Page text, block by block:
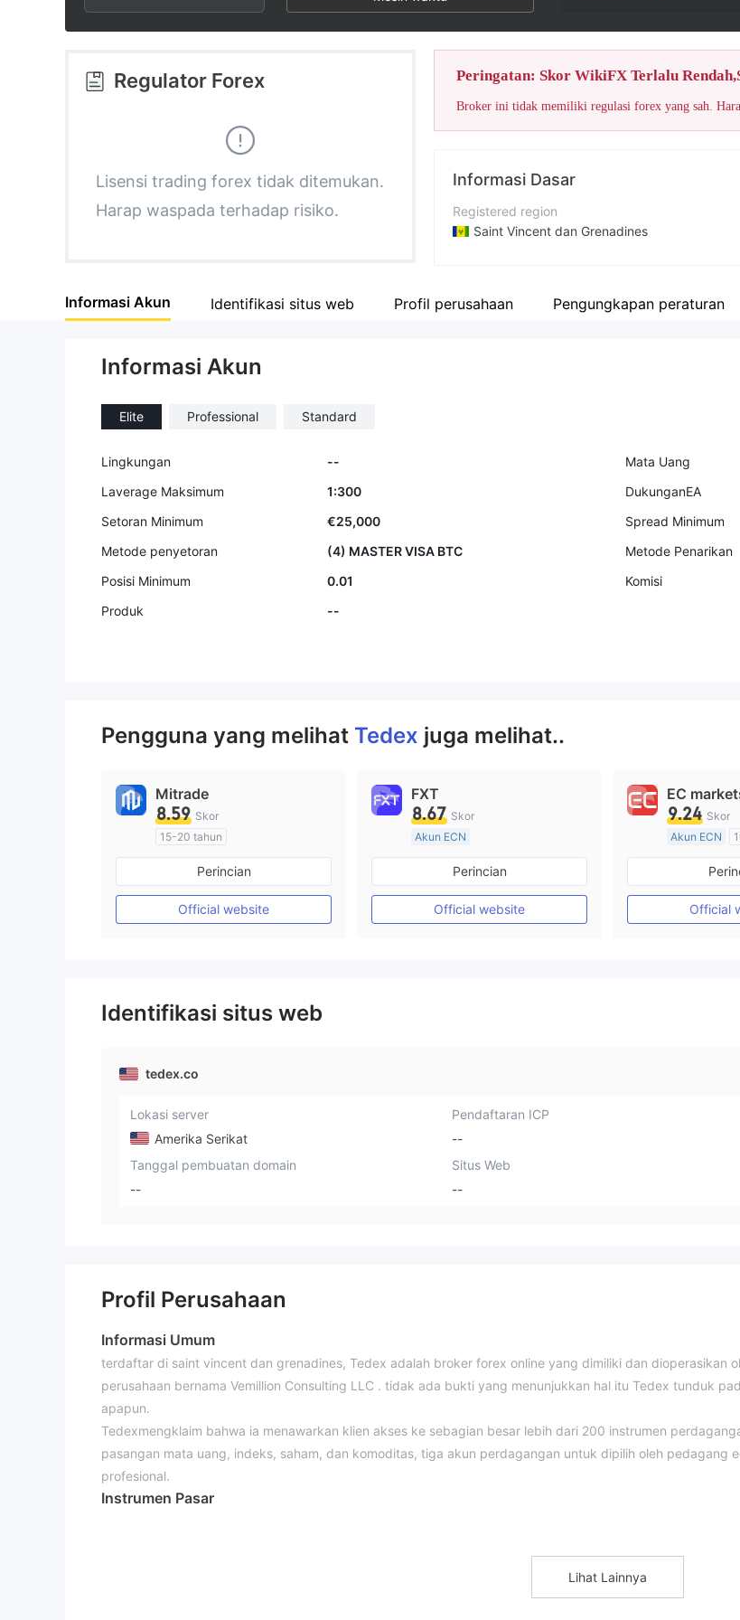
2
3
5
6
7
8
9
7
8
1
2
4
5
8
Regulator Forex
Lisensi trading forex tidak ditemukan.
Harap waspada terhadap risiko.
Peringatan: Skor WikiFX Terlalu
Broker ini tidak memiliki regulasi forex yang sah.
Informasi Dasar
Registered region
Saint Vincent dan Grenadines
Nama perusahaan
Informasi Akun Identifikasi situs web Profil perusahaan Pengungkapan peraturan
Informasi Akun
Elite Professional Standard
Lingkungan -- Mata Uang
Laverage Maksimum
1:300
DukunganEA
Setoran Minimum
€25,000 Spread Minimum
Metode penyetoran
(4) MASTER VISA BTC Metode Penarikan
Posisi Minimum
0.01 Komisi
Produk
--
Pengguna yang melihat Tedex juga melihat..
Mitrade
8.59 Skor
15-20 tahun
Diatur di Australia
Market Maker (MM)
Penelitian mandiri
Perincian
Official website
FXT
8.67 Skor
Akun ECN
Lebih dari 20 tahun
Diatur di Australia
Market Maker (MM)
Lisensi Penuh MT4
Perincian
Official website
EC
9.24 Skor
Akun ECN
Diatur di
Market
Lisensi
Official
Identifikasi situs web
tedex.co
Lokasi server
Amerika Serikat
Pendaftaran ICP
--
Tanggal pembuatan domain
--
Situs Web
--
Profil Perusahaan
Informasi Umum
terdaftar di saint vincent dan grenadines, Tedex adalah broker forex online yang dimiliki dan dioperasikan
perusahaan bernama Vemillion Consulting LLC . tidak ada bukti yang menunjukkan hal itu Tedex tunduk
apapun.
Tedexmengklaim bahwa ia menawarkan klien akses ke sebagian besar lebih dari 200 instrumen
pasangan mata uang, indeks, saham, dan komoditas, tiga akun perdagangan untuk dipilih oleh pedagang
profesional.
Instrumen Pasar
Lihat Lainnya